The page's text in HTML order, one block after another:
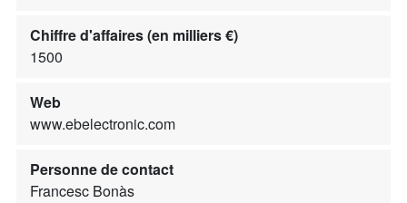
Chiffre d'affaires (en milliers €)
1500
Web
www.ebelectronic.com
Personne de contact
Francesc Bonàs